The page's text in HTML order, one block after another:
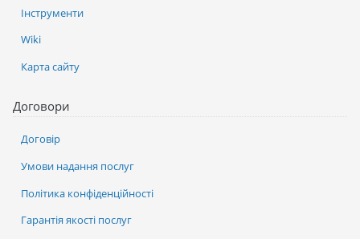
Інструменти
Wiki
Карта сайту
Договори
Договір
Умови надання послуг
Політика конфіденційності
Гарантія якості послуг